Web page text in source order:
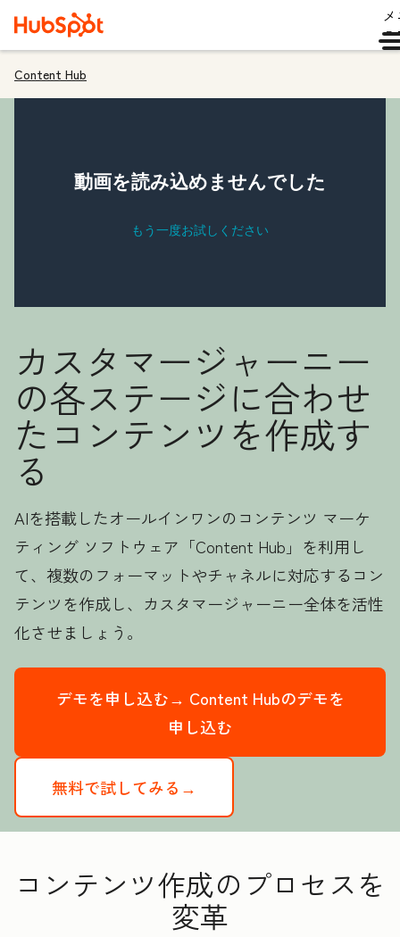
Content Hub
カスタマージャーニー
の各ステージに合わせ
たコンテンツを作成す
る
AIを搭載したオールインワンのコンテンツ マーケ
ティング ソフトウェア「Content Hub」を利用し
て、複数のフォーマットやチャネルに対応するコン
テンツを作成し、カスタマージャーニー全体を活性
化させましょう。
デモを申し込む→ Content Hubのデモを
申し込む
無料で試してみる→
コンテンツ作成のプロセスを
変革